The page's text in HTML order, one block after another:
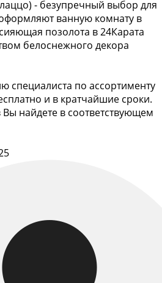
- безупречный выбор для
ванную комнату в
позолота в 24Карата
белоснежного декора
специалиста по ассортименту
и в кратчайшие сроки.
найдете в соответствующем